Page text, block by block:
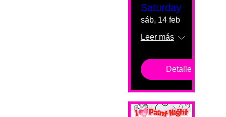
Saturday
sáb, 14 feb
Leer más
Detalles